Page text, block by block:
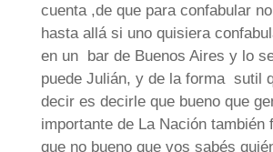
cuenta ,de que para confabular
hasta allá si uno quisiera
en un bar de Buenos Aires y lo
puede Julián, y de la forma sutil
decir es decirle que bueno que
importante de La Nación también
que no bueno que vos sabés